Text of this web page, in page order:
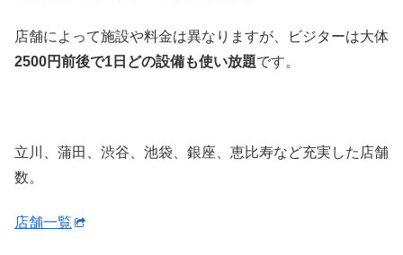
店舗によって施設や料金は異なりますが、ビジターは大体
2500円前後で1日どの設備も使い放題です。
立川、蒲田、渋谷、池袋、銀座、恵比寿など充実した店舗
数。
店舗一覧